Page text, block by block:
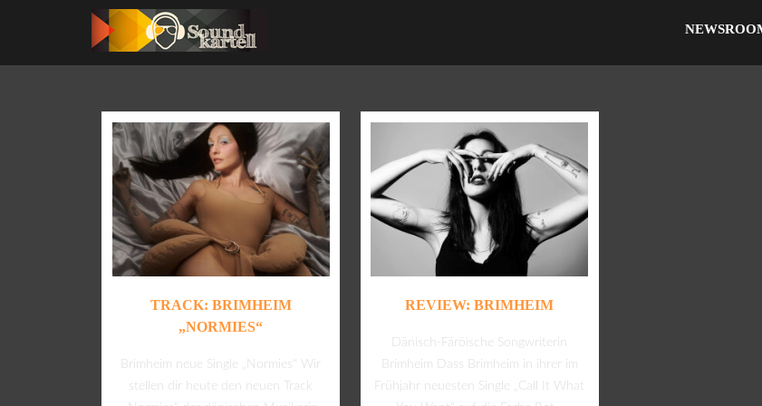
TRACK: BRIMHEIM
„NORMIES“
Brimheim neue Single „Normies“ Wir
stellen dir heute den neuen Track
REVIEW: BRIMHEIM
Dänisch-Färöische Songwriterin
Brimheim Dass Brimheim in ihrer im
Frühjahr neuesten Single „Call It What